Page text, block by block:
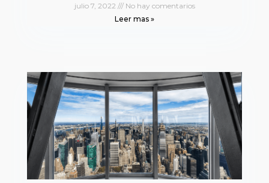
julio 7, 2022
No hay comentarios
Leer mas »